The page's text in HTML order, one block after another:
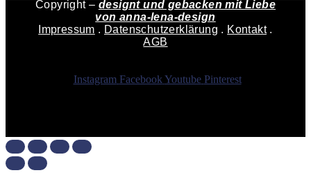
Copyright – designt und gebacken mit Liebe
vonanna-lena-design
Impressum . Datenschutzerklärung . Kontakt.
AGB
Instagram Facebook Youtube Pinterest